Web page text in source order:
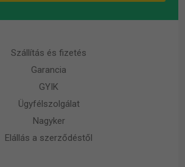
Szállítás és fizetés
Garancia
GYIK
Ügyfélszolgálat
Nagyker
Elállás a szerződéstől